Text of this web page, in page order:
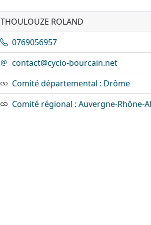
THOULOUZE ROLAND
0769056957
contact@cyclo-bourcain.net
Comité départemental : Drôme
Comité régional : Auvergne-Rhône-